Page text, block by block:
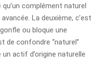
complément naturel
La deuxième, c’est
ou bloque une
de confondre “naturel”
un actif d’origine naturelle